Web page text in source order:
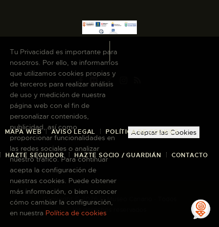
MAPA WEB AVISO LEGAL POLÍTICA DE COOKIES
HAZTE SEGUIDOR HAZTE SOCIO / GUARDIÁN CONTACTO
Copyright © 2026 El Museo Canario · Todos
los derechos reservados
Tu Privacidad es importante para
nosotros. Por ello, te informamos
que utilizamos cookies propias y
de terceros para realizar análisis
de uso y medición de nuestra
página web con el fin de
personalizar contenidos,
publicidad, así como
proporcionar funcionalidades en
las redes sociales o analizar
nuestro tráfico. Para continuar
acepta la configuración de
nuestras cookies. Puede obtener
más información, o bien conocer
cómo cambiar la configuración,
en nuestra Política de cookies
Aceptar las Cookies